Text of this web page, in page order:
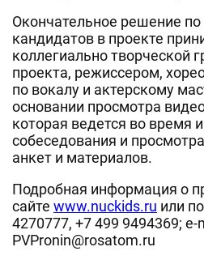
Окончательное решение по
кандидатов в проекте
коллегиально творческой
проекта, режиссером,
по вокалу и актерскому
основании просмотра
которая ведется во время
собеседования и
анкет и материалов.
Подробная информация о
сайте www.nuckids.ru или
4270777, +7 499 9494369; e-
PVPronin@rosatom.ru